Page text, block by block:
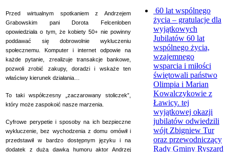
Przed wirtualnym spotkaniem z Andrzejem
Grabowskim pani Dorota Felcenloben
opowiedziała o tym, że kobiety 50+ nie powinny
poddawać się dobrowolnie wykluczeniu
społecznemu. Komputer i internet odpowie na
każde pytanie, zrealizuje transakcje bankowe,
pozwoli zrobić zakupy, doradzi i wskaże ten
właściwy kierunek działania…
To taki współczesny „zaczarowany stoliczek”,
który może zaspokoić nasze marzenia.
Cyfrowe perypetie i sposoby na ich bezpieczne
wykluczenie, bez wychodzenia z domu omówił i
przedstawił w bardzo dostępnym języku i na
dodatek z dużą dawką humoru aktor Andrzej
60 lat wspólnego
życia – gratulacje dla
wyjątkowych
Jubilatów 60 lat
wspólnego życia,
wzajemnego
wsparcia i miłości
świętowali państwo
Olimpia i Marian
Kowalczykowie z
Ławicy. tej
wyjątkowej okazji
jubilatów odwiedzili
wójt Zbigniew Tur
oraz przewodniczący
Rady Gminy Ryszard